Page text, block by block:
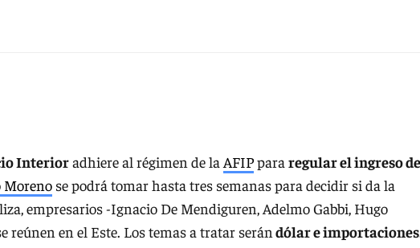
Interioradhiere al régimen de la AFIPpara regular el ingreso de
se podrá tomar hasta tres semanas para decidir si da la
empresarios -Ignacio De Mendiguren, Adelmo Gabbi, Hugo
reúnen en el Este. Los temas a tratar serán dólar e importaciones